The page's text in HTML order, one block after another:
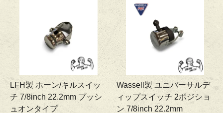
LFH製 ホーン/キルスイッ
チ 7/8inch 22.2mm プッシ
ュオンタイプ
Wassell製 ユニバーサルデ
ィップスイッチ 2ポジショ
ン 7/8inch 22.2mm